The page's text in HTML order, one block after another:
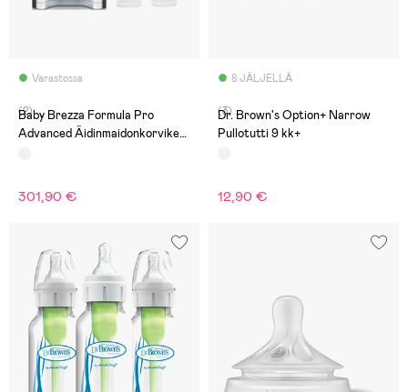
Varastossa
(2)
Baby Brezza Formula Pro
Advanced Äidinmaidonkorvike-
White
301,90 €
8 JÄLJELLÄ
(3)
Dr. Brown's Option+ Narrow
Pullotutti 9 kk+
12,90 €